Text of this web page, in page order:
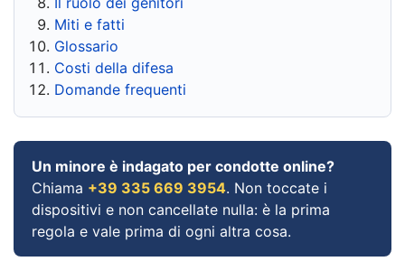
Miti e fatti
Glossario
Costi della difesa
Domande frequenti
Un minore è indagato per condotte online?
Chiama +39 335 669 3954. Non toccate i
dispositivi e non cancellate nulla: è la prima
regola e vale prima di ogni altra cosa.